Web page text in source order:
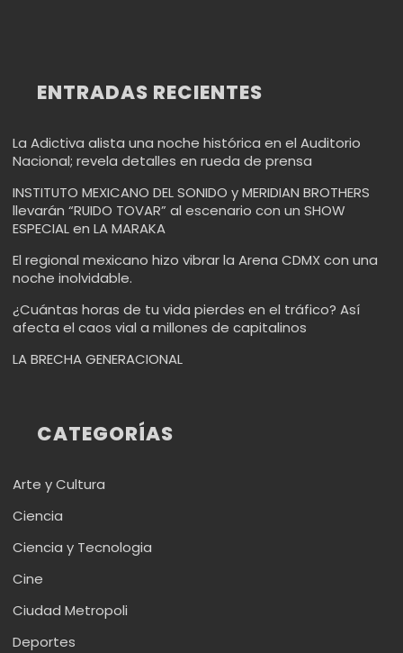
ENTRADAS RECIENTES
La Adictiva alista una noche histórica en el Auditorio
Nacional; revela detalles en rueda de prensa
INSTITUTO MEXICANO DEL SONIDO y MERIDIAN BROTHERS
llevarán “RUIDO TOVAR” al escenario con un SHOW
ESPECIAL en LA MARAKA
El regional mexicano hizo vibrar la Arena CDMX con una
noche inolvidable.
¿Cuántas horas de tu vida pierdes en el tráfico? Así
afecta el caos vial a millones de capitalinos
LA BRECHA GENERACIONAL
CATEGORÍAS
Arte y Cultura
Ciencia
Ciencia y Tecnologia
Cine
Ciudad Metropoli
Deportes